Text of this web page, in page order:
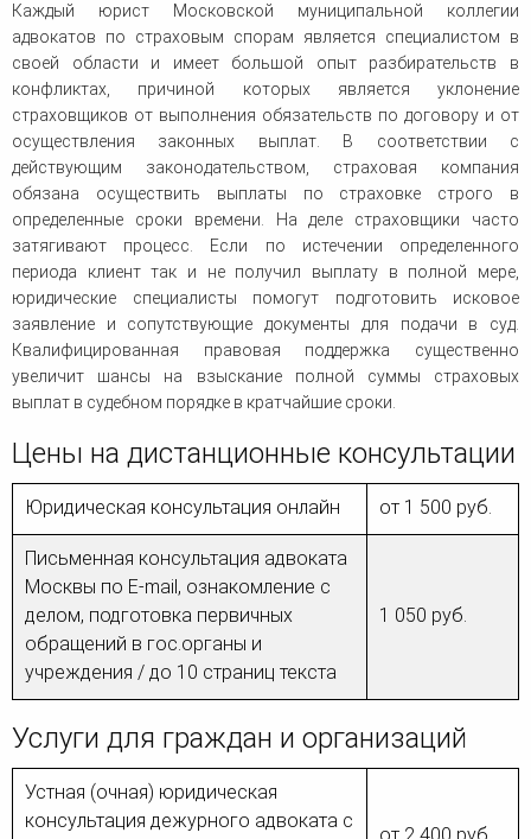
Каждый юрист Московской муниципальной коллегии
адвокатов по страховым спорам является специалистом в
своей области и имеет большой опыт разбирательств в
конфликтах, причиной которых является уклонение
страховщиков от выполнения обязательств по договору и от
осуществления законных выплат. В соответствии с
действующим законодательством, страховая компания
обязана осуществить выплаты по страховке строго в
определенные сроки времени. На деле страховщики часто
затягивают процесс. Если по истечении определенного
периода клиент так и не получил выплату в полной мере,
юридические специалисты помогут подготовить исковое
заявление и сопутствующие документы для подачи в суд.
Квалифицированная правовая поддержка существенно
увеличит шансы на взыскание полной суммы страховых
выплат в судебном порядке в кратчайшие сроки.
Цены на дистанционные консультации
Юридическая консультация онлайн от 1 500 руб.
Письменная консультация адвоката
Москвы по E-mail, ознакомление с
делом, подготовка первичных
обращений в гос.органы и
учреждения / до 10 страниц текста
1 050 руб.
Услуги для граждан и организаций
Устная (очная) юридическая
консультация дежурного адвоката с